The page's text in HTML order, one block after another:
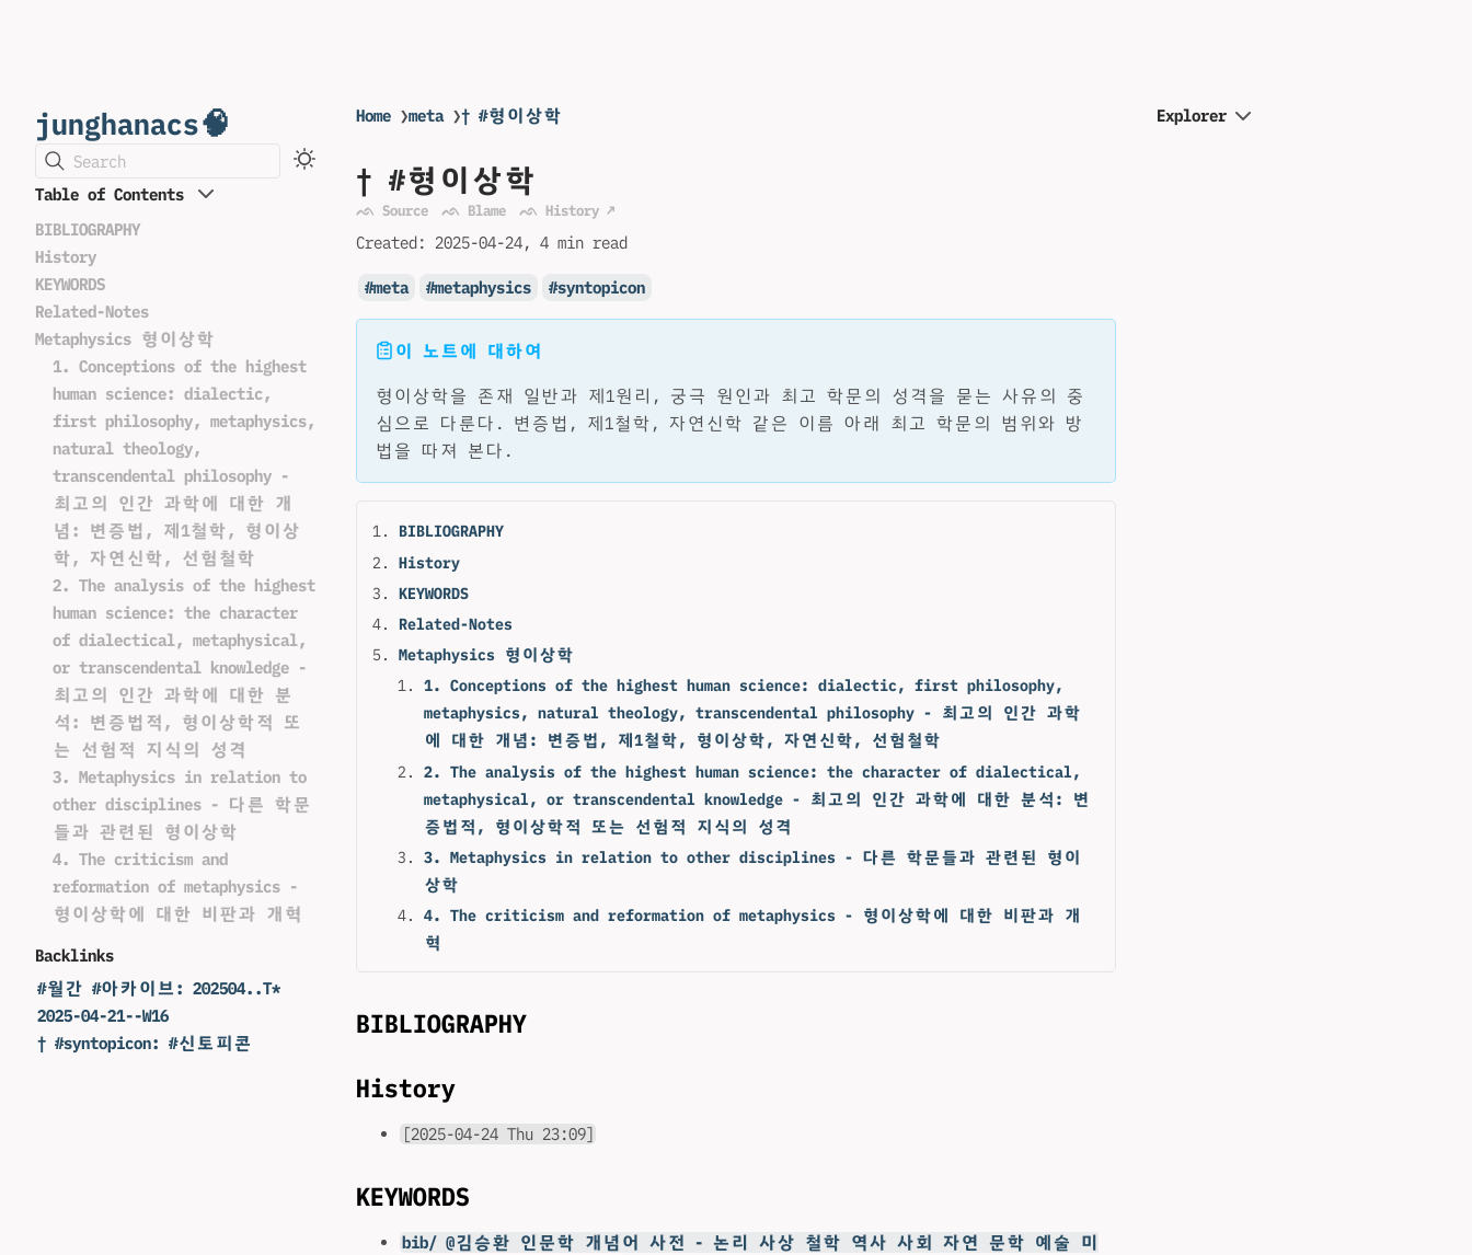
junghanacs🧠
Search
Table of Contents
BIBLIOGRAPHY
History
KEYWORDS
Related-Notes
Metaphysics 형이상학
1. Conceptions of the highest
human science: dialectic,
first philosophy, metaphysics,
natural theology,
transcendental philosophy -
최고의 인간 과학에 대한 개
념: 변증법, 제1철학, 형이상
학, 자연신학, 선험철학
2. The analysis of the highest
human science: the character
of dialectical, metaphysical,
or transcendental knowledge -
최고의 인간 과학에 대한 분
석: 변증법적, 형이상학적 또
는 선험적 지식의 성격
3. Metaphysics in relation to
other disciplines - 다른 학문
들과 관련된 형이상학
4. The criticism and
reformation of metaphysics -
형이상학에 대한 비판과 개혁
Backlinks
#월간 #아카이브: 202504..T*
2025-04-21--W16
† #syntopicon: #신토피콘
Home ❯meta ❯† #형이상학
† #형이상학
ᨒ Source ᨒ Blame ᨒ History ↗
Created: 2025-04-24 4 min read
meta metaphysics syntopicon
이 노트에 대하여
형이상학을 존재 일반과 제1원리, 궁극 원인과 최고 학문의 성격을 묻는 사유의 중
심으로 다룬다. 변증법, 제1철학, 자연신학 같은 이름 아래 최고 학문의 범위와 방
법을 따져 본다.
BIBLIOGRAPHY
History
KEYWORDS
Related-Notes
Metaphysics 형이상학
1. Conceptions of the highest human science: dialectic, first philosophy,
metaphysics, natural theology, transcendental philosophy - 최고의 인간 과학
에 대한 개념: 변증법, 제1철학, 형이상학, 자연신학, 선험철학
2. The analysis of the highest human science: the character of dialectical,
metaphysical, or transcendental knowledge - 최고의 인간 과학에 대한 분석: 변
증법적, 형이상학적 또는 선험적 지식의 성격
3. Metaphysics in relation to other disciplines - 다른 학문들과 관련된 형이
상학
4. The criticism and reformation of metaphysics - 형이상학에 대한 비판과 개
혁
BIBLIOGRAPHY
History
[2025-04-24 Thu 23:09]
KEYWORDS
bib/ @김승환 인문학 개념어 사전 - 논리 사상 철학 역사 사회 자연 문학 예술 미
Explorer